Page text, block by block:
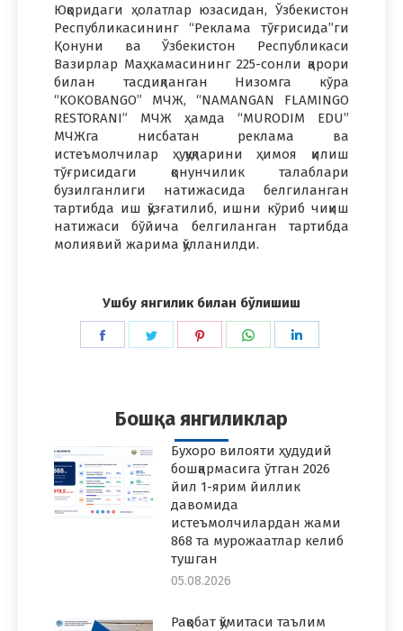
Юқоридаги ҳолатлар юзасидан, Ўзбекистон
Республикасининг “Реклама тўғрисида”ги
Қонуни ва Ўзбекистон Республикаси
Вазирлар Маҳкамасининг 225-сонли қарори
билан тасдиқланган Низомга кўра
“KOKOBANGO” МЧЖ, “NAMANGAN FLAMINGO
RESTORANI” МЧЖ ҳамда “MURODIM EDU”
МЧЖга нисбатан реклама ва
истеъмолчилар ҳуқуқларини ҳимоя қилиш
тўғрисидаги қонунчилик талаблари
бузилганлиги натижасида белгиланган
тартибда иш қўзғатилиб, ишни кўриб чиқиш
натижаси бўйича белгиланган тартибда
молиявий жарима қўлланилди.
Ушбу янгилик билан бўлишиш
Share
Share
Share
Share
Бошқа янгиликлар
Бухоро вилояти ҳудудий
бошқармасига ўтган 2026
йил 1-ярим йиллик
давомида
истеъмолчилардан жами
868 та мурожаатлар келиб
тушган
05.08.2026
Рақобат қўмитаси таълим